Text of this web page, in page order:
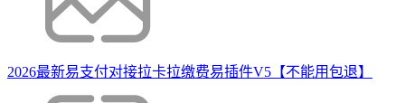
2026最新易支付对接拉卡拉缴费易插件V5【不能用包退】